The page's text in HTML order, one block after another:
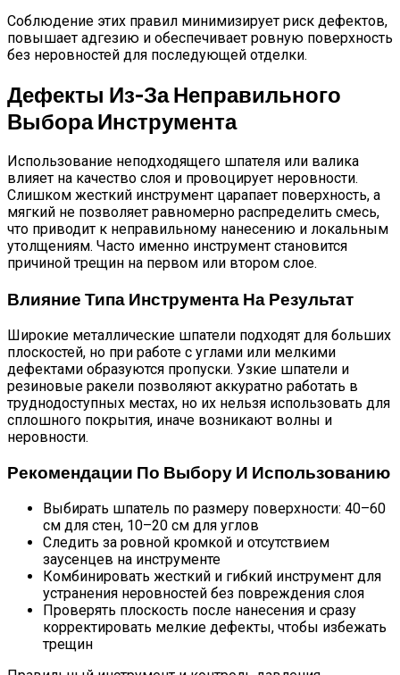
Соблюдение этих правил минимизирует риск дефектов,
повышает адгезию и обеспечивает ровную поверхность
без неровностей для последующей отделки.
Дефекты Из-За Неправильного
Выбора Инструмента
Использование неподходящего шпателя или валика
влияет на качество слоя и провоцирует неровности.
Слишком жесткий инструмент царапает поверхность, а
мягкий не позволяет равномерно распределить смесь,
что приводит к неправильному нанесению и локальным
утолщениям. Часто именно инструмент становится
причиной трещин на первом или втором слое.
Влияние Типа Инструмента На Результат
Широкие металлические шпатели подходят для больших
плоскостей, но при работе с углами или мелкими
дефектами образуются пропуски. Узкие шпатели и
резиновые ракели позволяют аккуратно работать в
труднодоступных местах, но их нельзя использовать для
сплошного покрытия, иначе возникают волны и
неровности.
Рекомендации По Выбору И Использованию
Выбирать шпатель по размеру поверхности: 40–60
см для стен, 10–20 см для углов
Следить за ровной кромкой и отсутствием
заусенцев на инструменте
Комбинировать жесткий и гибкий инструмент для
устранения неровностей без повреждения слоя
Проверять плоскость после нанесения и сразу
корректировать мелкие дефекты, чтобы избежать
трещин